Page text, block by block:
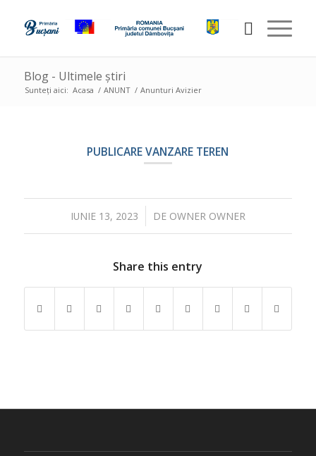
Blog - Ultimele știri
Sunteți aici: Acasa / ANUNT / Anunturi Avizier
PUBLICARE VANZARE TEREN
IUNIE 13, 2023
/ DE OWNER OWNER
Share this entry